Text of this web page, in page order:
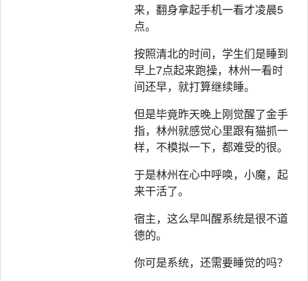
来，翻身拿起手机一看才凌晨5
点。
按照清北的时间，学生们是睡到
早上7点起来跑操，林州一看时
间还早，就打算继续睡。
但是毕竟昨天晚上刚觉醒了金手
指，林州就感觉心里跟有猫抓一
样，不模拟一下，都难受的很。
于是林州在心中呼唤，小魔，起
来干活了。
宿主，这么早叫醒系统是很不道
德的。
你可是系统，还需要睡觉的吗？